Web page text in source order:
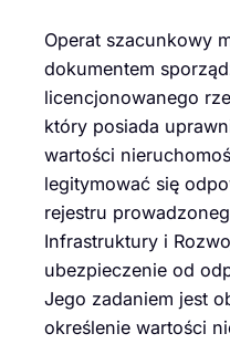
Operat szacunkowy
dokumentem
licencjonowanego
który posiada
wartości
legitymować się
rejestru
Infrastruktury i
ubezpieczenie od
Jego zadaniem jest
określenie wartości